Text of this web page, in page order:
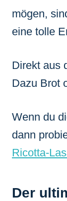
mögen,
eine tolle
Direkt aus
Dazu Brot
Wenn du
dann
Ricotta-
Der